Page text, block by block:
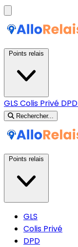
GLS Colis Privé DPD
Rechercher...
GLS
Colis Privé
DPD